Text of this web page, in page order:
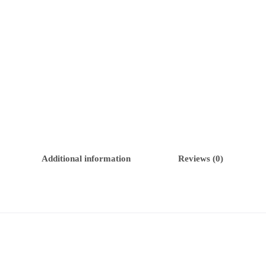
Additional information Reviews (0)